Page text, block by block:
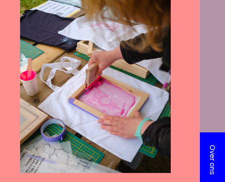
Over ons